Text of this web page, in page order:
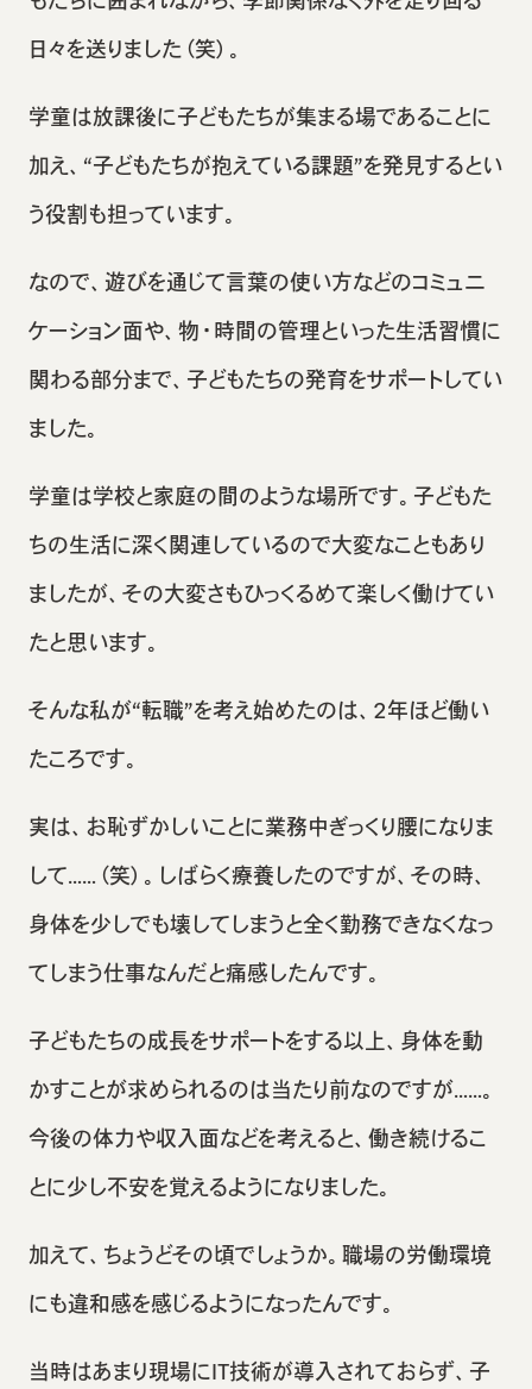
日々を送りました（笑）。
学童は放課後に子どもたちが集まる場であることに
加え、“子どもたちが抱えている課題”を発見するとい
う役割も担っています。
なので、遊びを通じて言葉の使い方などのコミュニ
ケーション面や、物・時間の管理といった生活習慣に
関わる部分まで、子どもたちの発育をサポートしてい
ました。
学童は学校と家庭の間のような場所です。子どもた
ちの生活に深く関連しているので大変なこともあり
ましたが、その大変さもひっくるめて楽しく働けてい
たと思います。
そんな私が“転職”を考え始めたのは、2年ほど働い
たころです。
実は、お恥ずかしいことに業務中ぎっくり腰になりま
して……（笑）。しばらく療養したのですが、その時、
身体を少しでも壊してしまうと全く勤務できなくなっ
てしまう仕事なんだと痛感したんです。
子どもたちの成長をサポートをする以上、身体を動
かすことが求められるのは当たり前なのですが……。
今後の体力や収入面などを考えると、働き続けるこ
とに少し不安を覚えるようになりました。
加えて、ちょうどその頃でしょうか。職場の労働環境
にも違和感を感じるようになったんです。
当時はあまり現場にIT技術が導入されておらず、子